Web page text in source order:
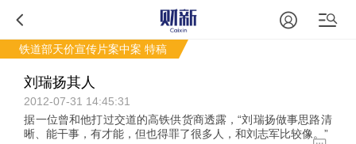
铁道部天价宣传片案中案 特稿
刘瑞扬其人
2012-07-31 14:45:31
据一位曾和他打过交道的高铁供货商透露，“刘瑞扬做事思路清
晰、能干事，有才能，但也得罪了很多人，和刘志军比较像。”